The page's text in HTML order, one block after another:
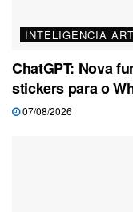
INTELIGÊNCIA
ChatGPT: Nova
stickers para o
07/08/2026